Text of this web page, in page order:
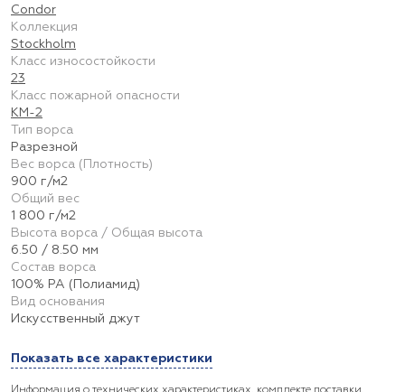
Condor
Коллекция
Stockholm
Класс износостойкости
23
Класс пожарной опасности
КМ-2
Тип ворса
Разрезной
Вес ворса (Плотность)
900 г/м2
Общий вес
1 800 г/м2
Высота ворса / Общая высота
6.50 / 8.50 мм
Состав ворса
100% PA (Полиамид)
Вид основания
Искусственный джут
Показать все характеристики